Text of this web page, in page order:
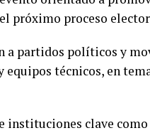
próximo proceso
a partidos políticos y
equipos técnicos, en
instituciones clave